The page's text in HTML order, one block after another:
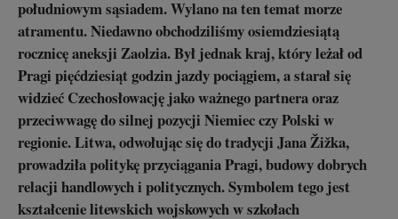
południowym sąsiadem. Wylano na ten temat morze
atramentu. Niedawno obchodziliśmy osiemdziesiątą
rocznicę aneksji Zaolzia. Był jednak kraj, który leżał od
Pragi pięćdziesiąt godzin jazdy pociągiem, a starał się
widzieć Czechosłowację jako ważnego partnera oraz
przeciwwagę do silnej pozycji Niemiec czy Polski w
regionie. Litwa, odwołując się do tradycji Jana Žižka,
prowadziła politykę przyciągania Pragi, budowy dobrych
relacji handlowych i politycznych. Symbolem tego jest
kształcenie litewskich wojskowych w szkołach